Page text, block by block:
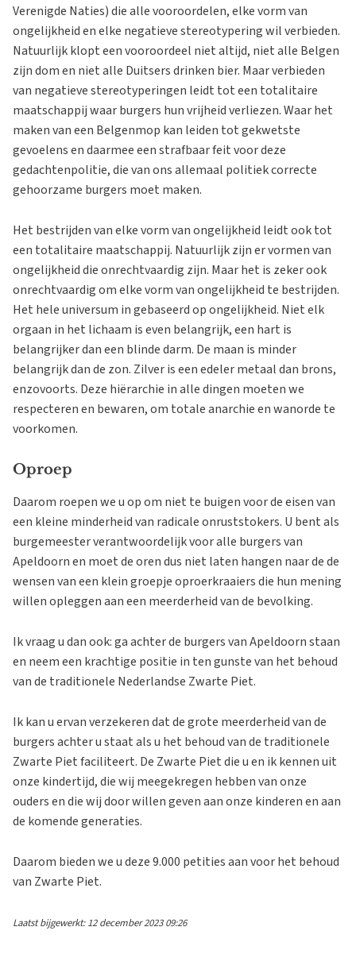
Verenigde Naties) die alle vooroordelen, elke vorm van
ongelijkheid en elke negatieve stereotypering wil verbieden.
Natuurlijk klopt een vooroordeel niet altijd, niet alle Belgen
zijn dom en niet alle Duitsers drinken bier. Maar verbieden
van negatieve stereotyperingen leidt tot een totalitaire
maatschappij waar burgers hun vrijheid verliezen. Waar het
maken van een Belgenmop kan leiden tot gekwetste
gevoelens en daarmee een strafbaar feit voor deze
gedachtenpolitie, die van ons allemaal politiek correcte
gehoorzame burgers moet maken.
Het bestrijden van elke vorm van ongelijkheid leidt ook tot
een totalitaire maatschappij. Natuurlijk zijn er vormen van
ongelijkheid die onrechtvaardig zijn. Maar het is zeker ook
onrechtvaardig om elke vorm van ongelijkheid te bestrijden.
Het hele universum in gebaseerd op ongelijkheid. Niet elk
orgaan in het lichaam is even belangrijk, een hart is
belangrijker dan een blinde darm. De maan is minder
belangrijk dan de zon. Zilver is een edeler metaal dan brons,
enzovoorts. Deze hiërarchie in alle dingen moeten we
respecteren en bewaren, om totale anarchie en wanorde te
voorkomen.
Oproep
Daarom roepen we u op om niet te buigen voor de eisen van
een kleine minderheid van radicale onruststokers. U bent als
burgemeester verantwoordelijk voor alle burgers van
Apeldoorn en moet de oren dus niet laten hangen naar de de
wensen van een klein groepje oproerkraaiers die hun mening
willen opleggen aan een meerderheid van de bevolking.
Ik vraag u dan ook: ga achter de burgers van Apeldoorn staan
en neem een krachtige positie in ten gunste van het behoud
van de traditionele Nederlandse Zwarte Piet.
Ik kan u ervan verzekeren dat de grote meerderheid van de
burgers achter u staat als u het behoud van de traditionele
Zwarte Piet faciliteert. De Zwarte Piet die u en ik kennen uit
onze kindertijd, die wij meegekregen hebben van onze
ouders en die wij door willen geven aan onze kinderen en aan
de komende generaties.
Daarom bieden we u deze 9.000 petities aan voor het behoud
van Zwarte Piet.
Laatst bijgewerkt: 12 december 2023 09:26